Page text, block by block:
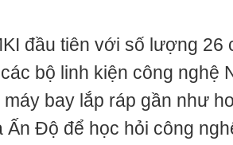
đầu tiên với số lượng
bộ linh kiện công nghệ
bay lắp ráp gần như
Ấn Độ để học hỏi công